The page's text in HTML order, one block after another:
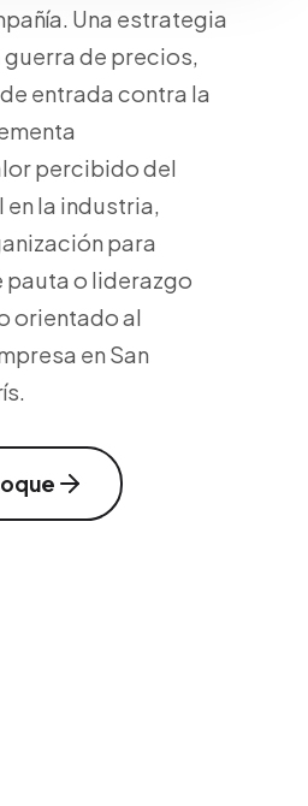
Una estrategia
de precios,
entrada contra la
percibido del
la industria,
para
pauta o liderazgo
orientado al
en San